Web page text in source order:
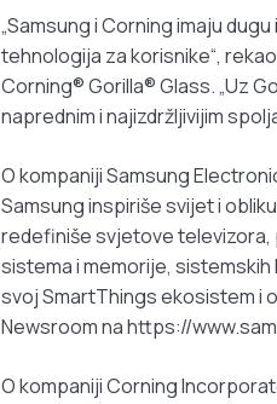
„Samsung i Corning imaju
tehnologija za korisnike“,
Corning® Gorilla® Glass. „Uz
naprednim i najizdržljivijim
O kompaniji Samsung
Samsung inspiriše svijet i
redefiniše svjetove televizora,
sistema i memorije,
svoj SmartThings ekosistem i
Newsroom na https://
O kompaniji Corning